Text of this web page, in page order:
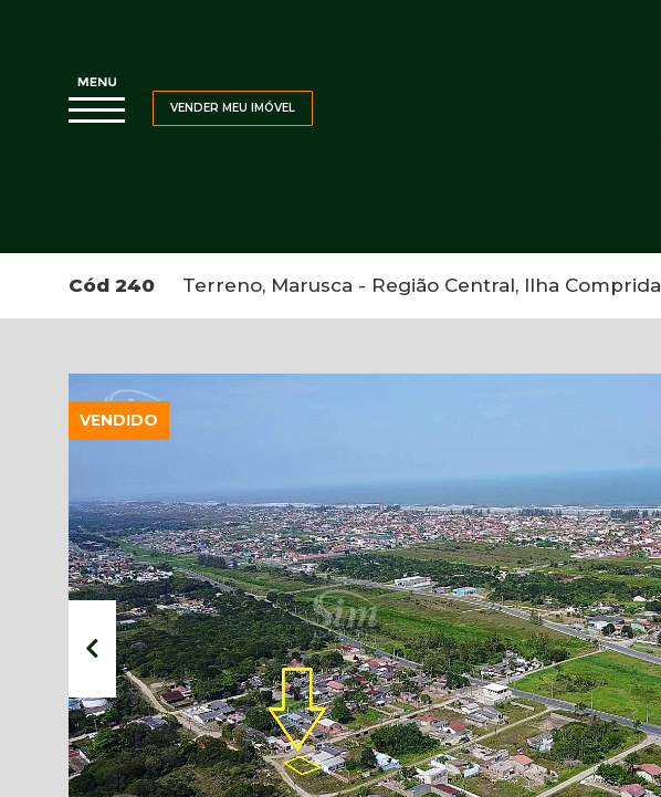
VENDER MEU IMÓVEL
Cód 240 Terreno, Marusca - Região Central, Ilha Comprida
VENDIDO